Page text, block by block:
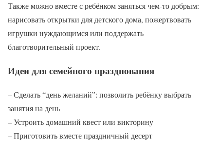
Также можно вместе с ребёнком заняться чем-то добрым:
нарисовать открытки для детского дома, пожертвовать
игрушки нуждающимся или поддержать
благотворительный проект.
Идеи для семейного празднования
– Сделать “день желаний”: позволить ребёнку выбрать
занятия на день
– Устроить домашний квест или викторину
– Приготовить вместе праздничный десерт